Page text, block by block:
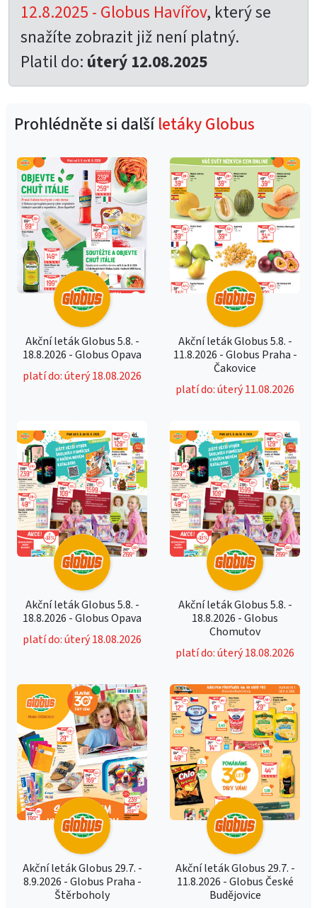
12.8.2025 - Globus Havířov, který se
snažíte zobrazit již není platný.
Platil do: úterý 12.08.2025
Prohlédněte si dalšíletáky Globus
Akční leták Globus 5.8. -
18.8.2026 - Globus Opava
platí do: úterý 18.08.2026
Akční leták Globus 5.8. -
11.8.2026 - Globus Praha -
Čakovice
platí do: úterý 11.08.2026
Akční leták Globus 5.8. -
18.8.2026 - Globus Opava
platí do: úterý 18.08.2026
Akční leták Globus 5.8. -
18.8.2026 - Globus
Chomutov
platí do: úterý 18.08.2026
Akční leták Globus 29.7. -
8.9.2026 - Globus Praha -
Štěrboholy
Akční leták Globus 29.7. -
11.8.2026 - Globus České
Budějovice